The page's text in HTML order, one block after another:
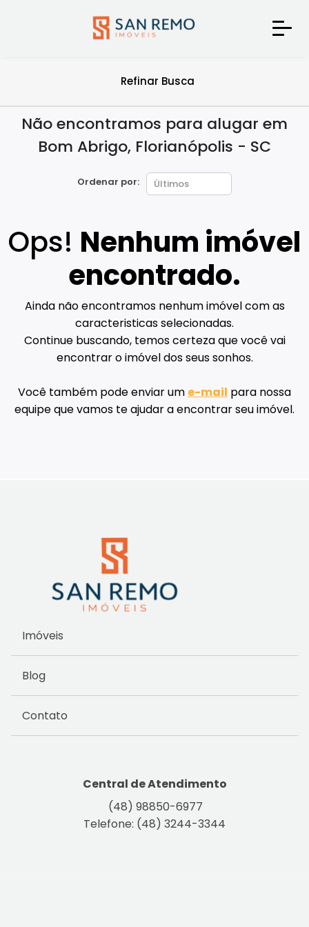
Refinar Busca
Não encontramos para alugar em
Bom Abrigo, Florianópolis - SC
Ordenar por:
Ops! Nenhum imóvel
encontrado.
Ainda não encontramos nenhum imóvel com as
caracteristicas selecionadas.
Continue buscando, temos certeza que você vai
encontrar o imóvel dos seus sonhos.
Você também pode enviar um e-mail para nossa
equipe que vamos te ajudar a encontrar seu imóvel.
Imóveis
Blog
Contato
Central de Atendimento
(48) 98850-6977
Telefone: (48) 3244-3344